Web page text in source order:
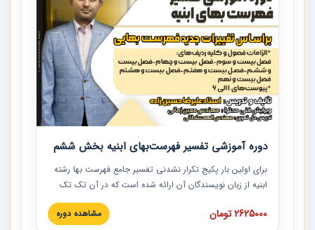
دوره آموزشی تفسیر فهرست‌بهای ابنیه بخش ششم
برای اولین بار پکیج تکرار نشدنی تفسیر جامع فهرست بها رشته
ابنیه از زبان نویسندگان آن ارائه شده است که در آن تک تک
ردیف ها و مطالب فهرست بها تفسیر و ارائه شده است. این
دوره به صورت کامل تصویری بوده و به همراه تصاویر عملیات
2625000 تومان مشاهده دوره